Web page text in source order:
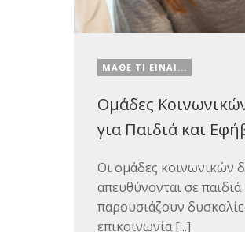
ΜΑΘΕ ΤΙ ΕΙΝΑΙ...
Ομάδες
για Παιδιά και
Οι ομάδες κοινωνικών
απευθύνονται σε
παρουσιάζουν
επικοινωνία [...]